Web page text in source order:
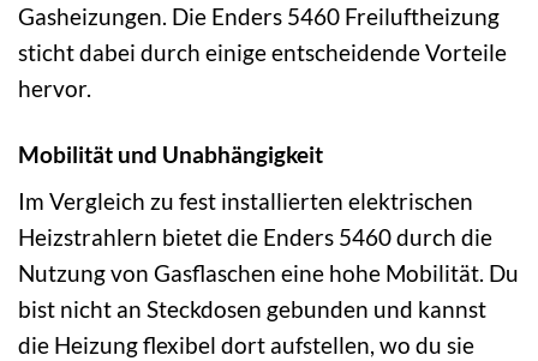
Gasheizungen. Die Enders 5460 Freiluftheizung
sticht dabei durch einige entscheidende Vorteile
hervor.
Mobilität und Unabhängigkeit
Im Vergleich zu fest installierten elektrischen
Heizstrahlern bietet die Enders 5460 durch die
Nutzung von Gasflaschen eine hohe Mobilität. Du
bist nicht an Steckdosen gebunden und kannst
die Heizung flexibel dort aufstellen, wo du sie